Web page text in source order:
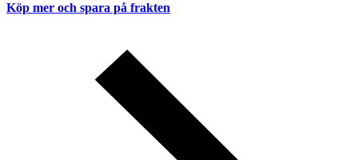
Köp mer och spara på frakten